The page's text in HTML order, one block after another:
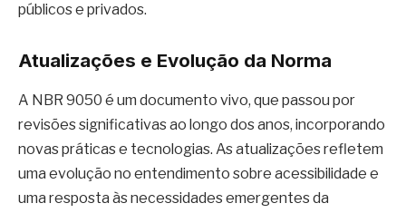
públicos e privados.
Atualizações e Evolução da Norma
A NBR 9050 é um documento vivo, que passou por
revisões significativas ao longo dos anos, incorporando
novas práticas e tecnologias. As atualizações refletem
uma evolução no entendimento sobre acessibilidade e
uma resposta às necessidades emergentes da